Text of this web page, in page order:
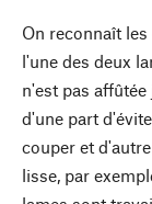
On reconnaît
l'une des deux
n'est pas
d'une part
couper et
lisse, par